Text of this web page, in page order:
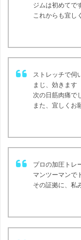
ジムは初めてで
これからも宜し
ストレッチで伺
まじ、効きます
次の日筋肉痛で
また、宜しくお
プロの加圧トレ
マンツーマンで
その証拠に、私